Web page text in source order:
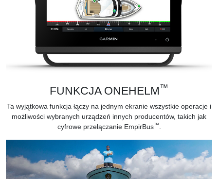
FUNKCJA ONEHELM™
Ta wyjątkowa funkcja łączy na jednym ekranie wszystkie operacje i
możliwości wybranych urządzeń innych producentów, takich jak
cyfrowe przełączanie EmpirBus™